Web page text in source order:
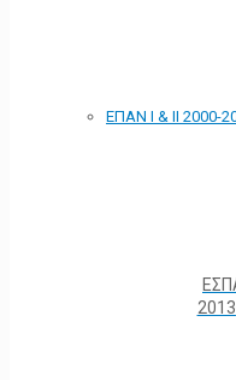
ΕΠΑΝ Ι & ΙΙ 2000-